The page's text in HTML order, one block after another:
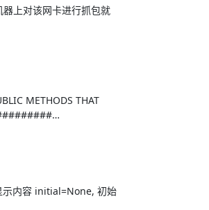
上对该网卡进行抓包就
METHODS THAT
内容 initial=None, 初始